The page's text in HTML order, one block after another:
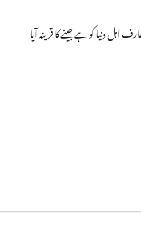
دنیا کو ہے جینے کا قرینہ آیا